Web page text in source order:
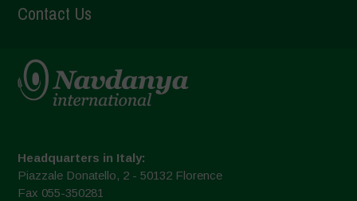
Contact Us
Headquarters in Italy:
Piazzale Donatello, 2 - 50132 Florence
Fax 055-350281